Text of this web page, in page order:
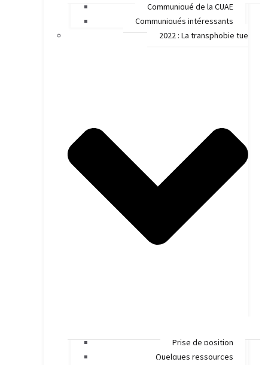
Communiqué de la CUAE
Communiqués intéressants
2022 : La transphobie tue
Prise de position
Quelques ressources